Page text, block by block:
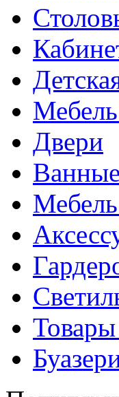
Двери